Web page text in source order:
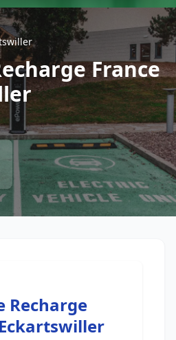
Autre
à la liste des métiers
- Service proposé parViteUnDevis.com-Vous
France
Recharge